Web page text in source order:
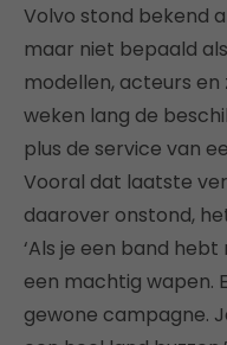
Volvo stond bekend
maar niet bepaald
modellen, acteurs
weken lang de
plus de service van
Vooral dat laatste
daarover onstond,
‘Als je een band
een machtig wapen.
gewone campagne.